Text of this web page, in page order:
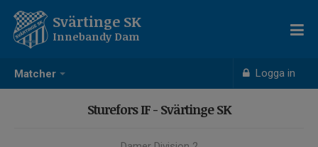
Matcher Logga in
Svärtinge SK
Innebandy Dam
Sturefors IF - Svärtinge SK